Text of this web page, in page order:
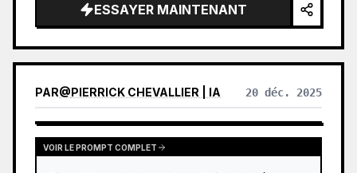
porte une robe sans manches douce de
cou…
ESSAYER MAINTENANT
PAR@PIERRICK CHEVALLIER | IA 20 déc. 2025
VOIR LE PROMPT COMPLET